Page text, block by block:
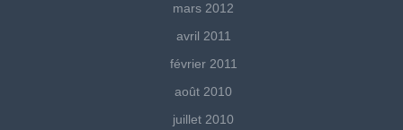
mars 2012
avril 2011
février 2011
août 2010
juillet 2010